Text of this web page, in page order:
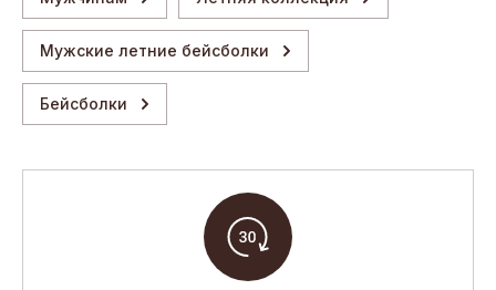
Мужские летние бейсболки
Бейсболки